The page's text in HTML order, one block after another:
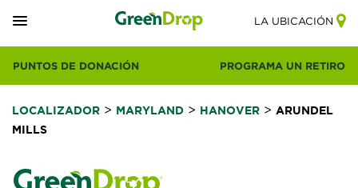
LA UBICACIÓN
PUNTOS DE DONACIÓN PROGRAMA UN RETIRO
LOCALIZADOR > MARYLAND > HANOVER > ARUNDEL
MILLS